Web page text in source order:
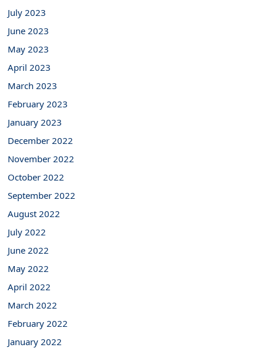
July 2023
June 2023
May 2023
April 2023
March 2023
February 2023
January 2023
December 2022
November 2022
October 2022
September 2022
August 2022
July 2022
June 2022
May 2022
April 2022
March 2022
February 2022
January 2022